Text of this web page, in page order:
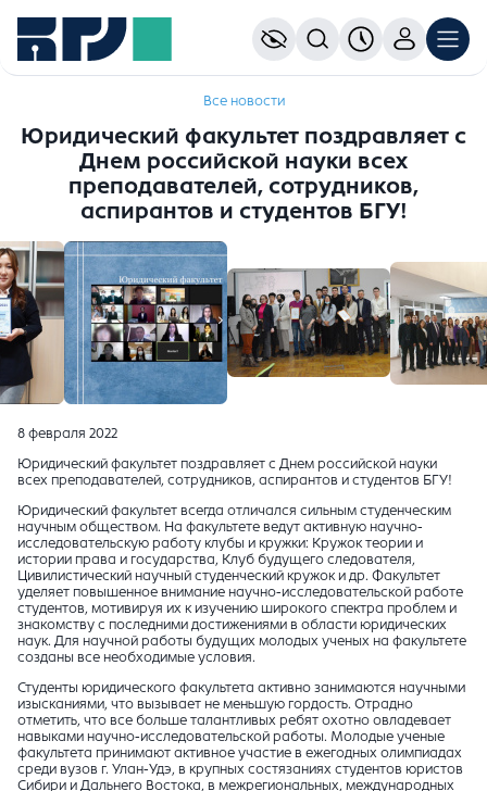
Все новости
Юридический факультет поздравляет с
Днем российской науки всех
преподавателей, сотрудников,
аспирантов и студентов БГУ!
8 февраля 2022
Юридический факультет поздравляет с Днем российской науки
всех преподавателей, сотрудников, аспирантов и студентов БГУ!
Юридический факультет всегда отличался сильным студенческим
научным обществом. На факультете ведут активную научно-
исследовательскую работу клубы и кружки: Кружок теории и
истории права и государства, Клуб будущего следователя,
Цивилистический научный студенческий кружок и др. Факультет
уделяет повышенное внимание научно-исследовательской работе
студентов, мотивируя их к изучению широкого спектра проблем и
знакомству с последними достижениями в области юридических
наук. Для научной работы будущих молодых ученых на факультете
созданы все необходимые условия.
Студенты юридического факультета активно занимаются научными
изысканиями, что вызывает не меньшую гордость. Отрадно
отметить, что все больше талантливых ребят охотно овладевает
навыками научно-исследовательской работы. Молодые ученые
факультета принимают активное участие в ежегодных олимпиадах
среди вузов г. Улан-Удэ, в крупных состязаниях студентов юристов
Сибири и Дальнего Востока, в межрегиональных, международных